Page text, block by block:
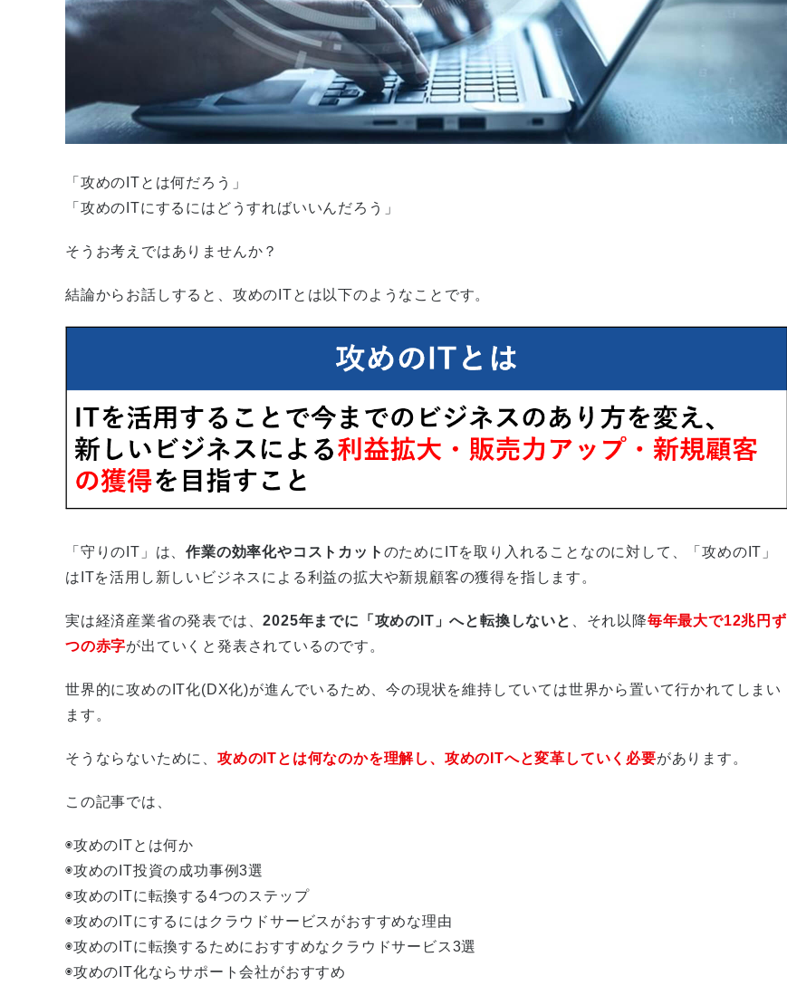
「攻めのITとは何だろう」
「攻めのITにするにはどうすればいいんだろう」
そうお考えではありませんか？
結論からお話しすると、攻めのITとは以下のようなことです。
「守りのIT」は、作業の効率化やコストカット のためにITを取り入れることなのに対して、「攻めのIT」
はITを活用し新しいビジネスによる利益の拡大や新規顧客の獲得を指します。
実は経済産業省の発表では、2025年までに「攻めのIT」へと転換しないと 、それ以降毎年最大で12兆円ず
つの赤字が出ていくと発表されているのです。
世界的に攻めのIT化(DX化)が進んでいるため、今の現状を維持していては世界から置いて行かれてしまい
ます。
そうならないために、 攻めのITとは何なのかを理解し、攻めのITへと変革していく必要があります。
この記事では、
◉攻めのITとは何か
◉攻めのIT投資の成功事例3選
◉攻めのITに転換する4つのステップ
◉攻めのITにするにはクラウドサービスがおすすめな理由
◉攻めのITに転換するためにおすすめなクラウドサービス3選
◉攻めのIT化ならサポート会社がおすすめ